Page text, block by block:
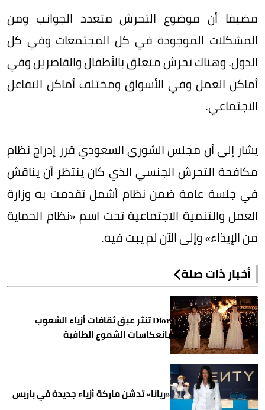
مضيفا أن موضوع التحرش متعدد الجوانب ومن
المشكلات الموجودة في كل المجتمعات وفي كل
الدول. وهناك تحرش متعلق بالأطفال والقاصرين وفي
أماكن العمل وفي الأسواق ومختلف أماكن التفاعل
الاجتماعي.
يشار إلى أن مجلس الشورى السعودي قرر إدراج نظام
مكافحة التحرش الجنسي الذي كان ينتظر أن يناقش
في جلسة عامة ضمن نظام أشمل تقدمت به وزارة
العمل والتنمية الاجتماعية تحت اسم «نظام الحماية
من الإيذاء» وإلى الآن لم يبت فيه.
أخبار ذات صلة
Dior تنثر عبق ثقافات أزياء الشعوب
بانعكاسات الشموع الطافية
«ريانا» تدشن ماركة أزياء جديدة في باريس